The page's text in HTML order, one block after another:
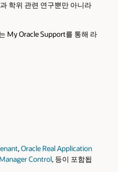
학위 관련 연구뿐만 아니라
My Oracle Support를 통해 라
,Oracle Real Application
Control, 등이 포함됩